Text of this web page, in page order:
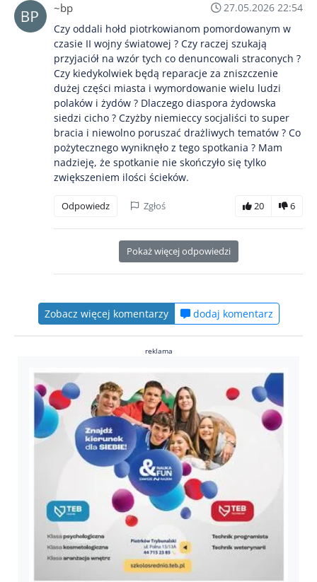
~bp
27.05.2026 22:54
Czy oddali hołd piotrkowianom pomordowanym w
czasie II wojny światowej ? Czy raczej szukają
przyjaciół na wzór tych co denuncowali straconych ?
Czy kiedykolwiek będą reparacje za zniszczenie
dużej części miasta i wymordowanie wielu ludzi
polaków i żydów ? Dlaczego diaspora żydowska
siedzi cicho ? Czyżby niemieccy socjaliści to super
bracia i niewolno poruszać drażliwych tematów ? Co
pożytecznego wyniknęło z tego spotkania ? Mam
nadzieję, że spotkanie nie skończyło się tylko
zwiększeniem ilości ścieków.
Odpowiedz Zgłoś 20 6
Pokaż więcej odpowiedzi
Zobacz więcej komentarzy dodaj komentarz
reklama